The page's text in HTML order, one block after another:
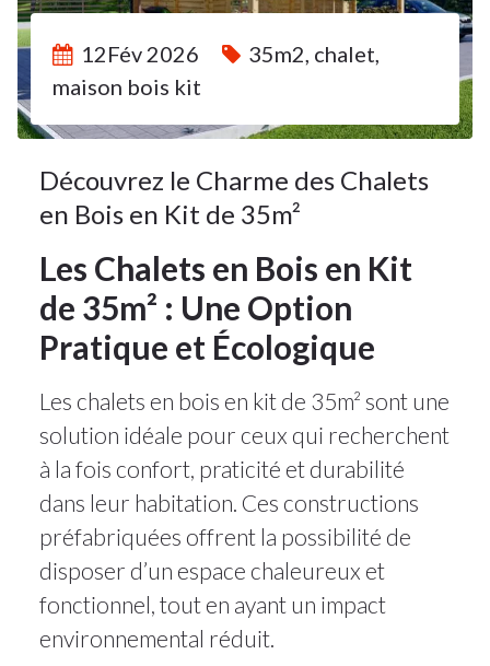
12Fév 2026 35m2 chalet
maison bois kit
Découvrez le Charme des Chalets
en Bois en Kit de 35m²
Les Chalets en Bois en Kit
de 35m² : Une Option
Pratique et Écologique
Les chalets en bois en kit de 35m² sont une
solution idéale pour ceux qui recherchent
à la fois confort, praticité et durabilité
dans leur habitation. Ces constructions
préfabriquées offrent la possibilité de
disposer d’un espace chaleureux et
fonctionnel, tout en ayant un impact
environnemental réduit.